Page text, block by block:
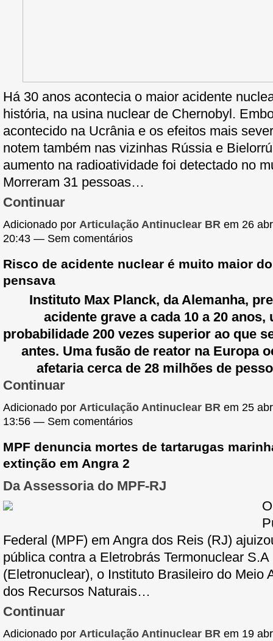
Há 30 anos acontecia o maior acidente
história, na usina nuclear de Chernobyl.
acontecido na Ucrânia e os efeitos mais
notem também nas vizinhas Rússia e
aumento na radioatividade foi detectado no
Morreram 31 pessoas…
Continuar
Adicionado por Articulação Antinuclear BR em 26
20:43 — Sem comentários
Risco de acidente nuclear é muito maior
pensava
Instituto Max Planck, da Alemanha,
acidente grave a cada 10 a 20 anos,
probabilidade 200 vezes superior ao que
antes. Uma fusão de reator na Europa
afetaria cerca de 28 milhões de
Continuar
Adicionado por Articulação Antinuclear BR em 25
13:56 — Sem comentários
MPF denuncia mortes de tartarugas
extinção em Angra 2
Da Assessoria do MPF-RJ
Federal (MPF) em Angra dos Reis (RJ)
pública contra a Eletrobrás Termonuclear S.A
(Eletronuclear), o Instituto Brasileiro do Meio
dos Recursos Naturais…
Continuar
Adicionado por Articulação Antinuclear BR em 19